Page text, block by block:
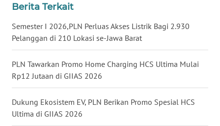
Berita Terkait
Semester I 2026,PLN Perluas Akses Listrik Bagi 2.930
Pelanggan di 210 Lokasi se-Jawa Barat
PLN Tawarkan Promo Home Charging HCS Ultima Mulai
Rp12 Jutaan di GIIAS 2026
Dukung Ekosistem EV, PLN Berikan Promo Spesial HCS
Ultima di GIIAS 2026
KALTARA
KALSEL
KALTIM